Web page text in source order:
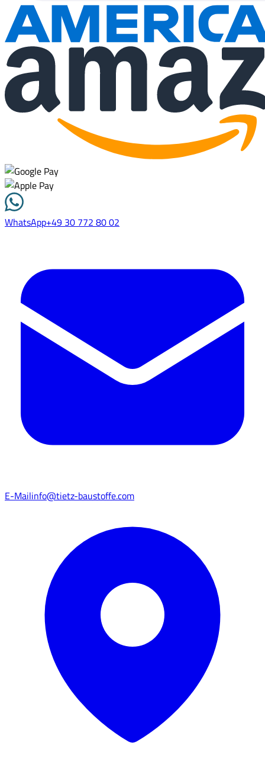
WhatsApp+49 30 772 80 02
E-Mailinfo@tietz-baustoffe.com